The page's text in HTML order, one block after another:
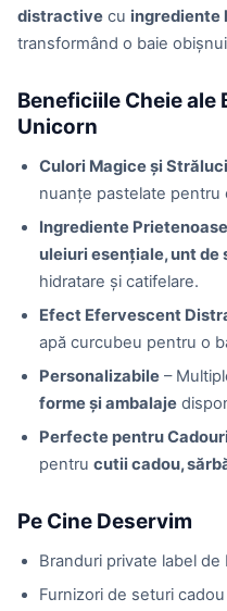
distractive cu ingrediente
transformând o baie
Beneficiile Cheie ale
Unicorn
Culori Magice și
nuanțe pastelate pentru
Ingrediente
uleiuri esențiale, unt de
hidratare și catifelare.
Efect Efervescent
apă curcubeu pentru o
Personalizabile –
forme și ambalaje
Perfecte pentru
pentru cutii cadou,
Pe Cine Deservim
Branduri private label
Furnizori de seturi